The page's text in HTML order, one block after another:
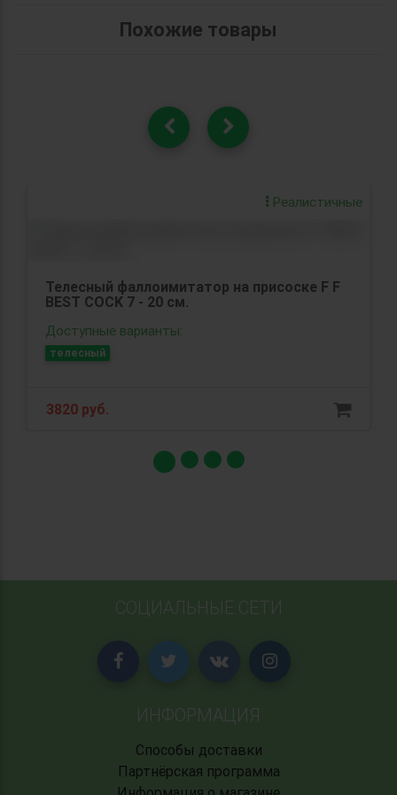
Похожие товары
Реалистичные
Телесный фаллоимитатор на присоске F F
BEST COCK 7 - 20 см.
Доступные варианты:
телесный
3820 руб.
СОЦИАЛЬНЫЕ СЕТИ
ИНФОРМАЦИЯ
Способы доставки
Партнёрская программа